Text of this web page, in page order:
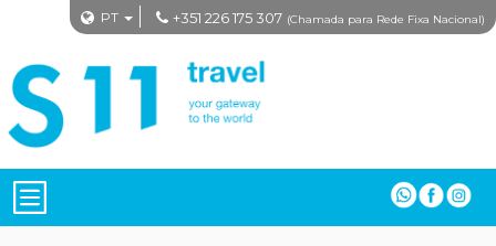
PT +351 226 175 307 (Chamada para Rede Fixa Nacional)